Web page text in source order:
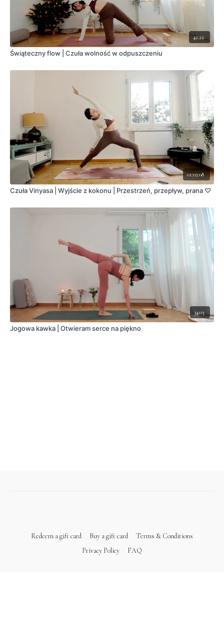
42:22
Świąteczny flow | Czuła wolność w odpuszczeniu
01:02:08
Czuła Vinyasa | Wyjście z kokonu | Przestrzeń, przepływ, prana ♡
34:03
Jogowa kawka | Otwieram serce na piękno
Redeem a gift card Buy a gift card
Terms & Conditions
Privacy Policy
FAQ